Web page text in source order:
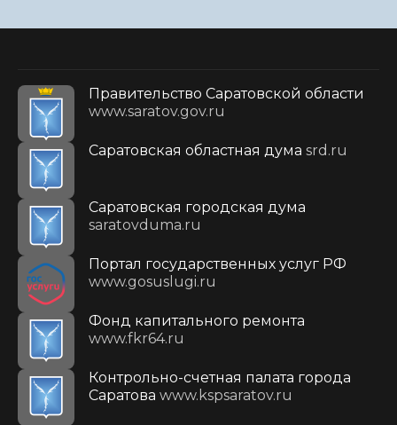
Правительство Саратовской области
www.saratov.gov.ru
Саратовская областная дума srd.ru
Саратовская городская дума
saratovduma.ru
Портал государственных услуг РФ
www.gosuslugi.ru
Фонд капитального ремонта
www.fkr64.ru
Контрольно-счетная палата города
Саратова www.kspsaratov.ru